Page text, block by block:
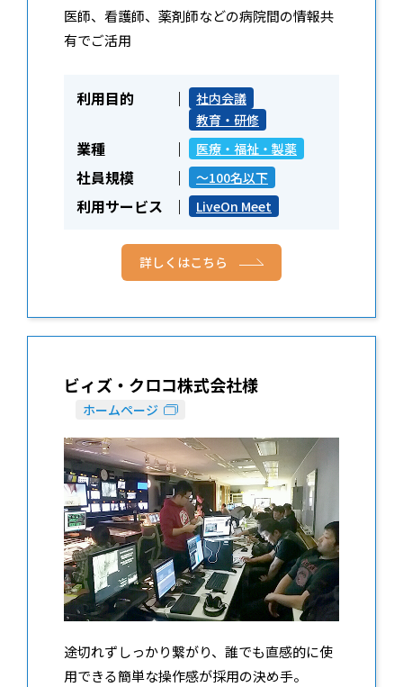
医師、看護師、薬剤師などの病院間の情報共
有でご活用
利用目的
社内会議
教育・研修
業種 医療・福祉・製薬
社員規模 ～100名以下
利用サービス LiveOn Meet
詳しくはこちら
ビィズ・クロコ株式会社様
ホームページ
途切れずしっかり繋がり、誰でも直感的に使
用できる簡単な操作感が採用の決め手。